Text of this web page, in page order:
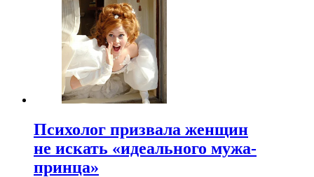
Психолог призвала женщин
не искать «идеального мужа-
принца»